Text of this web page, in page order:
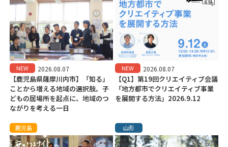
NEW 2026.08.07
【鹿児島県薩摩川内市】「知る」
ことから増える地域の選択肢。子
どもの居場所を起点に、地域のつ
ながりを考える一日
NEW 2026.08.07
【Q1】第19回クリエイティブ会議
「地方都市でクリエイティブ事業
を展開する方法」2026.9.12
鹿児島 山形